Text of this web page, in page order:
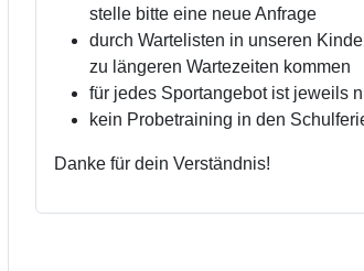
stelle bitte eine neue Anfrage
durch Wartelisten in unseren
zu längeren Wartezeiten kommen
für jedes Sportangebot ist jeweils
kein Probetraining in den
Danke für dein Verständnis!